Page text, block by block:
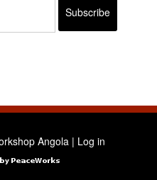
Angola | Log in